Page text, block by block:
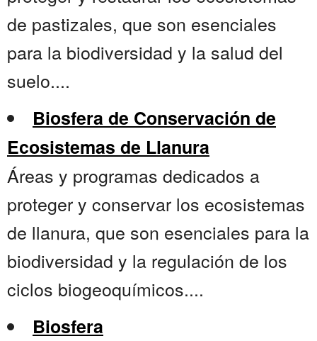
de pastizales, que son esenciales
para la biodiversidad y la salud del
suelo....
Biosfera de Conservación de
Ecosistemas de Llanura
Áreas y programas dedicados a
proteger y conservar los ecosistemas
de llanura, que son esenciales para la
biodiversidad y la regulación de los
ciclos biogeoquímicos....
Biosfera